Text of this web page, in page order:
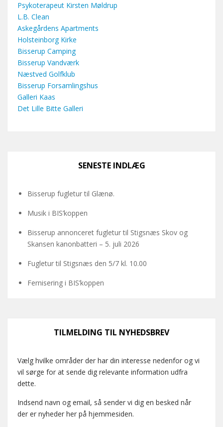
Psykoterapeut Kirsten Møldrup
L.B. Clean
Askegårdens Apartments
Holsteinborg Kirke
Bisserup Camping
Bisserup Vandværk
Næstved Golfklub
Bisserup Forsamlingshus
Galleri Kaas
Det Lille Bitte Galleri
SENESTE INDLÆG
Bisserup fugletur til Glænø.
Musik i BIS’koppen
Bisserup annonceret fugletur til Stigsnæs Skov og
Skansen kanonbatteri – 5. juli 2026
Fugletur til Stigsnæs den 5/7 kl. 10.00
Fernisering i BIS’koppen
TILMELDING TIL NYHEDSBREV
Vælg hvilke områder der har din interesse nedenfor og vi
vil sørge for at sende dig relevante information udfra
dette.
Indsend navn og email, så sender vi dig en besked når
der er nyheder her på hjemmesiden.